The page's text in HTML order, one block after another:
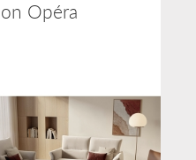
Opéra